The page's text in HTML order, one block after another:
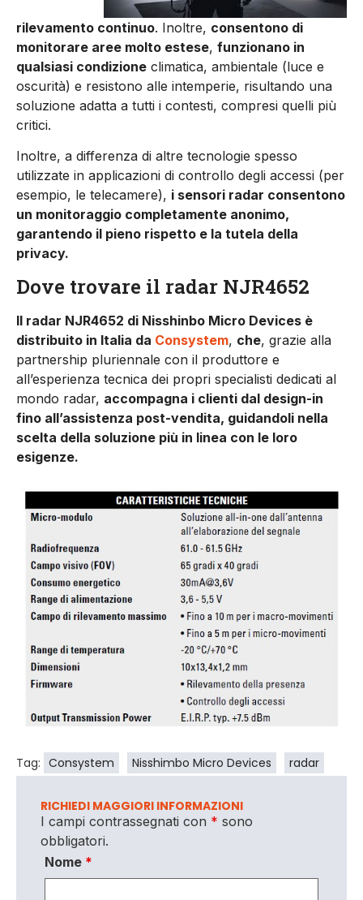
rilevamento continuo. Inoltre, consentono di
monitorare aree molto estese, funzionano in
qualsiasi condizione climatica, ambientale (luce e
oscurità) e resistono alle intemperie, risultando una
soluzione adatta a tutti i contesti, compresi quelli più
critici.
Inoltre, a differenza di altre tecnologie spesso
utilizzate in applicazioni di controllo degli accessi (per
esempio, le telecamere), i sensori radar consentono
un monitoraggio completamente anonimo,
garantendo il pieno rispetto e la tutela della
privacy.
Dove trovare il radar NJR4652
Il radar NJR4652 di Nisshinbo Micro Devices è
distribuito in Italia da Consystem, che, grazie alla
partnership pluriennale con il produttore e
all’esperienza tecnica dei propri specialisti dedicati al
mondo radar, accompagna i clienti dal design-in
fino all’assistenza post-vendita, guidandoli nella
scelta della soluzione più in linea con le loro
esigenze.
Tag: Consystem Nisshimbo Micro Devices radar
RICHIEDI MAGGIORI INFORMAZIONI
I campi contrassegnati con * sono
obbligatori.
Nome *